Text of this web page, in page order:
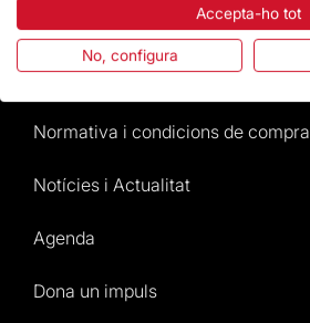
Preguntes freqüents
Atenció al Visitant
Normativa i condicions de compra
Notícies i Actualitat
Agenda
Dona un impuls
Accepta-ho tot
No, configura